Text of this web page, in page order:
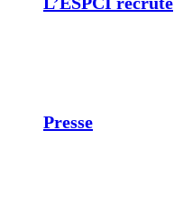
Presse